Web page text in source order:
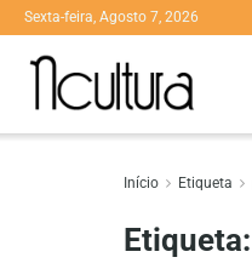
Sexta-feira, Agosto 7, 2026
Início Etiqueta
Etiqueta: